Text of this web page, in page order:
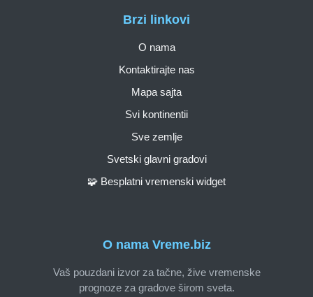
O nama Vreme.biz
Vaš pouzdani izvor za tačne, žive vremenske
prognoze za gradove širom sveta.
Brzi linkovi
O nama
Kontaktirajte nas
Mapa sajta
Svi kontinentii
Sve zemlje
Svetski glavni gradovi
🧩 Besplatni vremenski widget